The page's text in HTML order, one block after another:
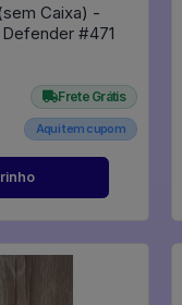
Caixa) -
Voltron: Legendary Defender #471
Frete Grátis
Aqui tem cupom